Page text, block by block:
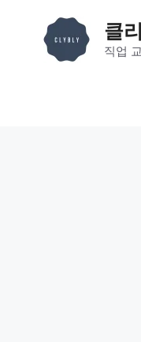
클
직업